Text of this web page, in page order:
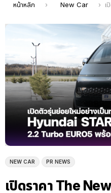
คุณอยู่ที่นี่:
หน้าหลัก New Car เปิดราคา
NEW CAR PR NEWS
เปิดราคา The